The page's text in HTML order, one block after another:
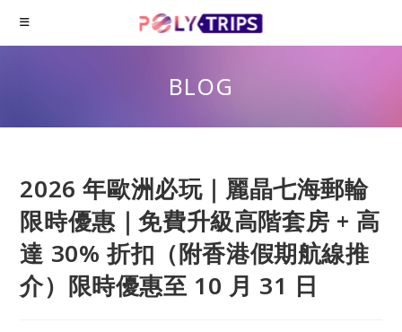
BLOG
2026 年歐洲必玩｜麗晶七海郵輪
限時優惠｜免費升級高階套房 + 高
達 30% 折扣（附香港假期航線推
介）限時優惠至 10 月 31 日